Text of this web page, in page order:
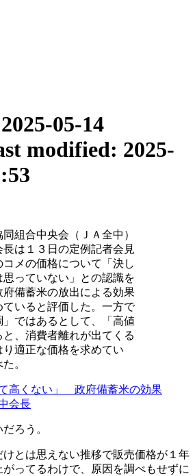
05-14
modified: 2025-
組合中央会（ＪＡ全中）
長は１３日の定例記者会見
コメの価格について「決し
思っていない」との認識を
府備蓄米の放出による効果
ていると評価した。一方で
」ではあるとして、「高値
と、消費者離れが出てくる
り適正な価格を求めてい
。
高くない」 政府備蓄米の効果
会長
ろう。
とは思えない推移で販売価格が１年
ってるわけで、原因を調べもせずに